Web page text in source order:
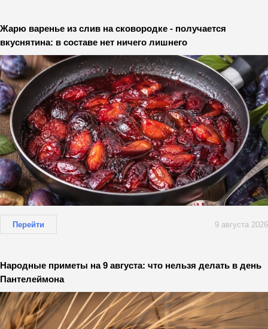
Жарю варенье из слив на сковородке - получается
вкуснятина: в составе нет ничего лишнего
Перейти 9 августа 2026
Народные приметы на 9 августа: что нельзя делать в день
Пантелеймона